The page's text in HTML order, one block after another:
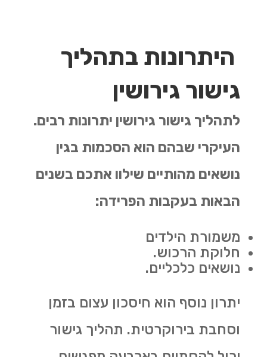
היתרונות בתהליך
גישור גירושין
לתהליך גישור גירושין יתרונות רבים.
העיקרי שבהם הוא הסכמות בגין
נושאים מהותיים שילוו אתכם בשנים
הבאות בעקבות הפרידה:
משמורת הילדים
חלוקת הרכוש.
נושאים כלכליים.
יתרון נוסף הוא חיסכון עצום בזמן
וסחבת בירוקרטית. תהליך גישור